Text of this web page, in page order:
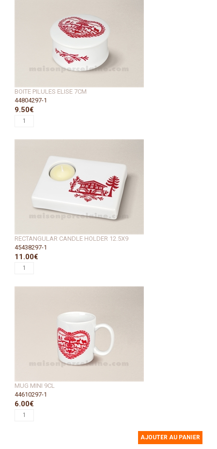
BOITE PILULES ELISE 7CM
44804297-1
9.50€
RECTANGULAR CANDLE HOLDER 12.5X9
45438297-1
11.00€
MUG MINI 9CL
44610297-1
6.00€
AJOUTER AU PANIER